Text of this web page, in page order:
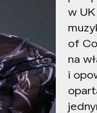
w
of
na
i